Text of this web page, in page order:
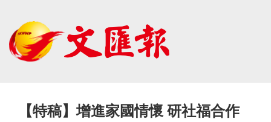
【特稿】增進家國情懷 研社福合作